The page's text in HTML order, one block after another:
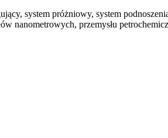
system próżniowy, system
nanometrowych, przemysłu